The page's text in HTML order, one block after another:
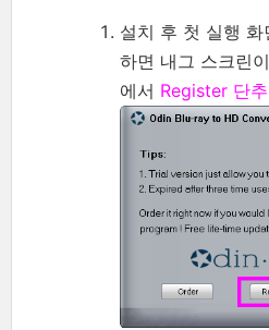
설치 후 첫 실행
하면 내그 스크린
에서 Register 단